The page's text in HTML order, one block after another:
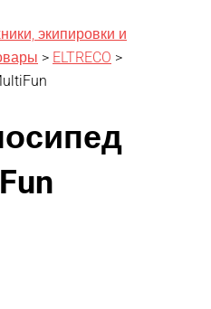
экипировки и
> ELTRECO >